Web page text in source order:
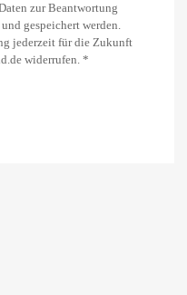
zur Beantwortung
gespeichert werden.
jederzeit für die Zukunft
widerrufen. *